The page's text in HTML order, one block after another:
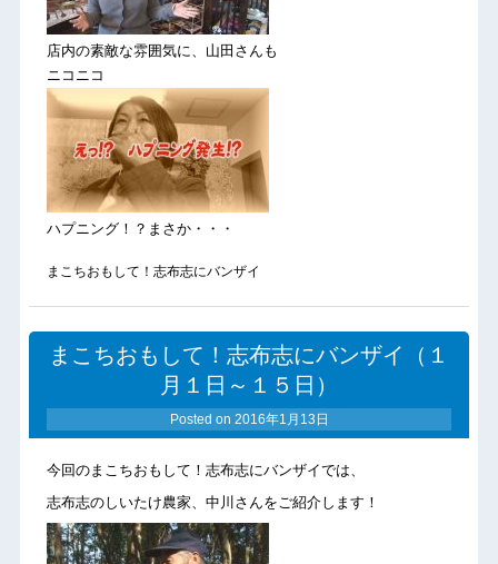
店内の素敵な雰囲気に、山田さんも
ニコニコ
ハプニング！？まさか・・・
まこちおもして！志布志にバンザイ
まこちおもして！志布志にバンザイ（１
月１日～１５日）
Posted on 2016年1月13日
今回のまこちおもして！志布志にバンザイでは、
志布志のしいたけ農家、中川さんをご紹介します！